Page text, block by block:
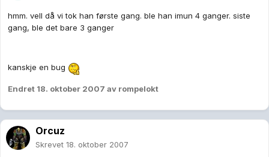
hmm. vell då vi tok han første gang. ble han imun 4 ganger. siste
gang, ble det bare 3 ganger
kanskje en bug
Endret 18. oktober 2007 av rompelokt
Orcuz
Skrevet 18. oktober 2007